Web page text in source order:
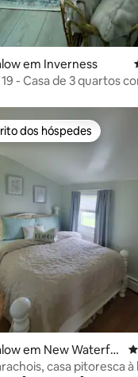
em Inverness
- Casa de 3 quartos
4,82 em 5 estrelas,
dos hóspedes
dos hóspedes
em New Waterfor
casa pitoresca